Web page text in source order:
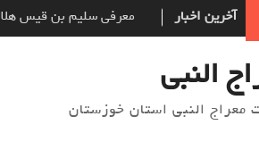
آخرین اخبار
نام‌ گذاری سوره های
شده‌است؟
النبی
النبی استان خوزستان